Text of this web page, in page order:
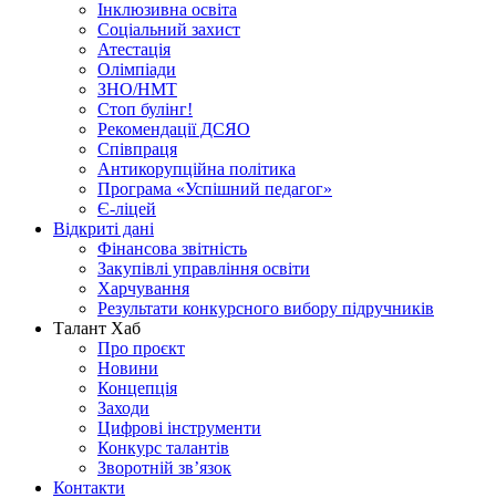
Інклюзивна освіта
Соціальний захист
Атестація
Олімпіади
ЗНО/НМТ
Стоп булінг!
Рекомендації ДСЯО
Співпраця
Антикорупційна політика
Програма «Успішний педагог»
Є-ліцей
Відкриті дані
Фінансова звітність
Закупівлі управління освіти
Харчування
Результати конкурсного вибору підручників
Талант Хаб
Про проєкт
Новини
Концепція
Заходи
Цифрові інструменти
Конкурс талантів
Зворотній зв’язок
Контакти